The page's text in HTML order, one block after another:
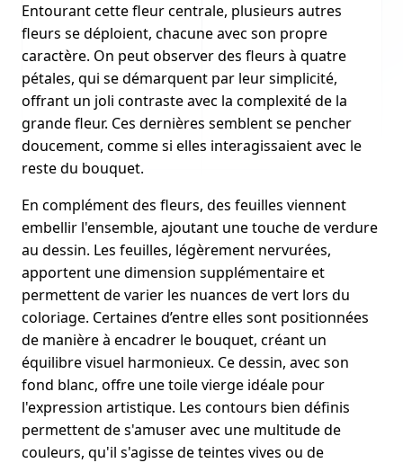
Entourant cette fleur centrale, plusieurs autres
fleurs se déploient, chacune avec son propre
caractère. On peut observer des fleurs à quatre
pétales, qui se démarquent par leur simplicité,
offrant un joli contraste avec la complexité de la
grande fleur. Ces dernières semblent se pencher
doucement, comme si elles interagissaient avec le
reste du bouquet.
En complément des fleurs, des feuilles viennent
embellir l'ensemble, ajoutant une touche de verdure
au dessin. Les feuilles, légèrement nervurées,
apportent une dimension supplémentaire et
permettent de varier les nuances de vert lors du
coloriage. Certaines d’entre elles sont positionnées
de manière à encadrer le bouquet, créant un
équilibre visuel harmonieux. Ce dessin, avec son
fond blanc, offre une toile vierge idéale pour
l'expression artistique. Les contours bien définis
permettent de s'amuser avec une multitude de
couleurs, qu'il s'agisse de teintes vives ou de